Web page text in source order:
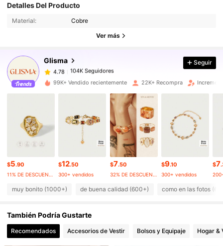
Detalles Del Producto
Material: Cobre
Ver más
Glisma
4.78 104K Seguidores
104K Seguidores
4.78 104K Seguidores
104K Seguidores
104K Seguidores
4.78 104K Seguidores
104K Seguidores
4.78
Seguir
99K+ Vendido recientemente 22K+ Recompra
$5.90
11% DE DESCUENTO
$12.50
300+ vendidos
$7.50
32% DE DESCUENTO
$9.10
300+ vendidos
$7
muy bonito (1000+) de buena calidad (600+) como en las fotos
También Podría Gustarte
Recomendados Accesorios de Vestir Bolsos y Equipaje Hogar &